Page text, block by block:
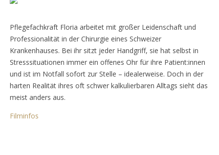
Pflegefachkraft Floria arbeitet mit großer Leidenschaft und
Professionalität in der Chirurgie eines Schweizer
Krankenhauses. Bei ihr sitzt jeder Handgriff, sie hat selbst in
Stresssituationen immer ein offenes Ohr für ihre Patient:innen
und ist im Notfall sofort zur Stelle – idealerweise. Doch in der
harten Realität ihres oft schwer kalkulierbaren Alltags sieht das
meist anders aus.
Filminfos